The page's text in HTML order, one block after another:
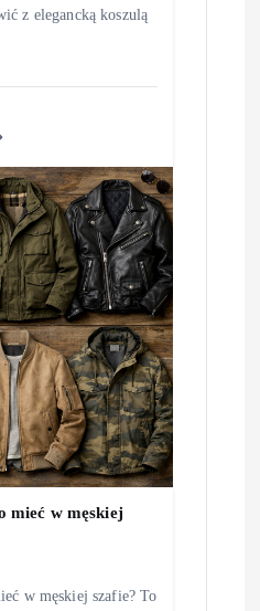
z elegancką koszulą
mieć w męskiej
w męskiej szafie? To